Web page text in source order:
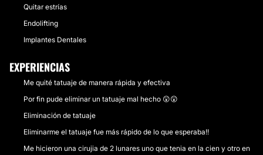
Quitar estrías
Endolifting
Implantes Dentales
EXPERIENCIAS
Me quité tatuaje de manera rápida y efectiva
Por fin pude eliminar un tatuaje mal hecho 😲😲
Eliminación de tatuaje
Eliminarme el tatuaje fue más rápido de lo que esperaba!!
Me hicieron una cirujia de 2 lunares uno que tenia en la cien y otro en